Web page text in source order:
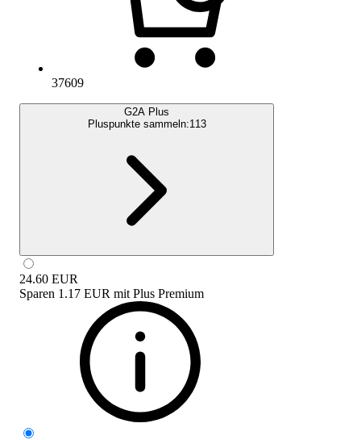
37609
G2A Plus
Pluspunkte sammeln:113
24.60 EUR
Sparen 1.17 EUR mit Plus Premium